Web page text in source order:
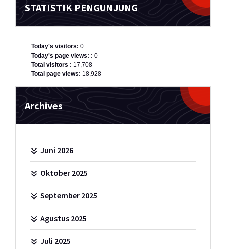
STATISTIK PENGUNJUNG
Today's visitors: 0
Today's page views: : 0
Total visitors : 17,708
Total page views: 18,928
Archives
Juni 2026
Oktober 2025
September 2025
Agustus 2025
Juli 2025